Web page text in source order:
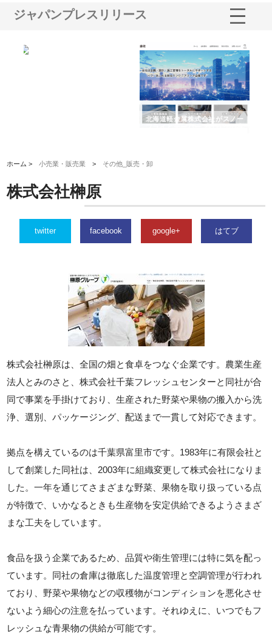
ジャパンプレスリリース
北海道軽金属株式会社がスノー
ホーム >小売業・販売業 > その他_販売・卸
株式会社榊原
twitter facebook google+ はてブ
株式会社榊原は、全国の畑と食卓をつなぐ企業です。農業生産
法人とみのさと、株式会社千葉フレッシュセンターと同社が合
同で事業を手掛けており、生産された野菜や果物の搬入から洗
浄、選別、パッケージング、配送まで一貫して対応できます。
拠点を構えているのは千葉県富里市です。1983年に有限会社と
して創業した同社は、2003年に組織変更して株式会社になりま
した。一年を通じてさまざまな野菜、果物を取り扱っている点
が特徴で、いかなるときも生産物を安定供給できるようさまざ
まな工夫をしています。
食品を扱う企業であるため、品質や衛生管理には特に気を配っ
ています。同社の倉庫は徹底した温度管理と空調管理が行われ
ており、野菜や果物などの収穫物がコンディションを悪化させ
ないよう細心の注意を払っています。それゆえに、いつでもフ
レッシュな青果物の供給が可能です。